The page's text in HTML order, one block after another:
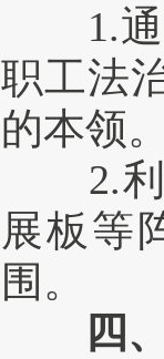
1.通
职工法
的本领
2.利
展板等
围。
四、